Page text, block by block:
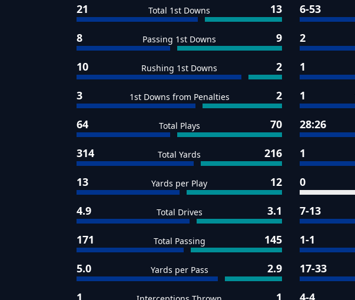
21 Total 1st Downs 13
8 Passing 1st Downs 9
10 Rushing 1st Downs 2
3 1st Downs from Penalties 2
64 Total Plays 70
314 Total Yards 216
13 Yards per Play 12
4.9 Total Drives 3.1
171 Total Passing 145
5.0 Yards per Pass 2.9
1 1
6-53
2
1
1
28:26
1
0
7-13
1-1
17-33
4-4